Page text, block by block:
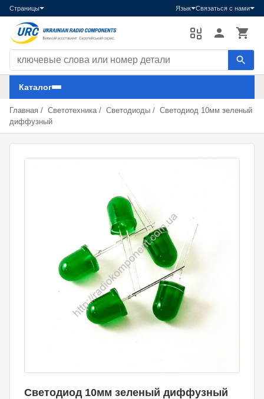
Страницы Язык Связаться с нами
Каталог
Главная / Светотехника / Светодиоды / Светодиод 10мм зеленый
диффузный
Светодиод 10мм зеленый диффузный